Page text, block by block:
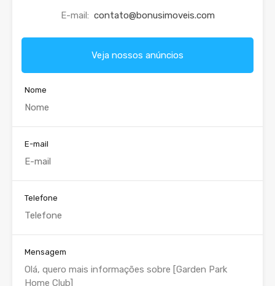
E-mail: contato@bonusimoveis.com
Veja nossos anúncios
Nome
E-mail
Telefone
Mensagem